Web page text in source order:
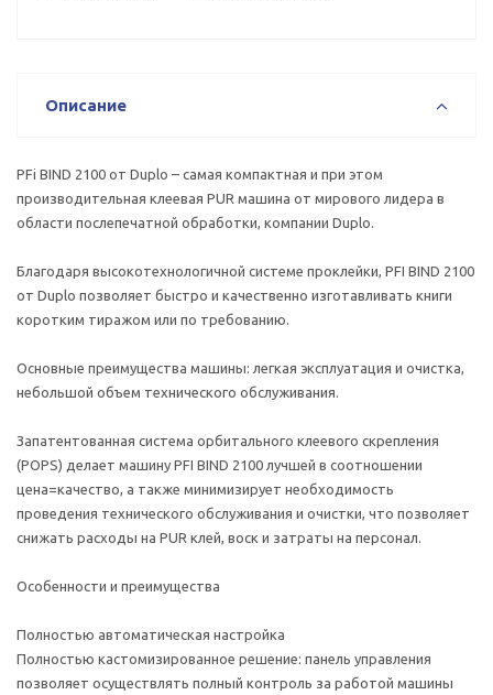
Описание
PFi BIND 2100 от Duplo – самая компактная и при этом
производительная клеевая PUR машина от мирового лидера в
области послепечатной обработки, компании Duplo.
Благодаря высокотехнологичной системе проклейки, PFI BIND 2100
от Duplo позволяет быстро и качественно изготавливать книги
коротким тиражом или по требованию.
Основные преимущества машины: легкая эксплуатация и очистка,
небольшой объем технического обслуживания.
Запатентованная система орбитального клеевого скрепления
(POPS) делает машину PFI BIND 2100 лучшей в соотношении
цена=качество, а также минимизирует необходимость
проведения технического обслуживания и очистки, что позволяет
снижать расходы на PUR клей, воск и затраты на персонал.
Особенности и преимущества
Полностью автоматическая настройка
Полностью кастомизированное решение: панель управления
позволяет осуществлять полный контроль за работой машины